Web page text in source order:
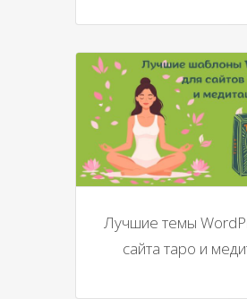
Лучшие темы
сайта таро и